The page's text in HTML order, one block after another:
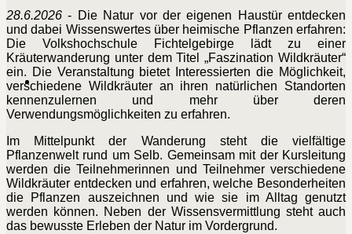
28.6.2026 - Die Natur vor der eigenen Haustür entdecken
und dabei Wissenswertes über heimische Pflanzen erfahren:
Die Volkshochschule Fichtelgebirge lädt zu einer
Kräuterwanderung unter dem Titel „Faszination Wildkräuter“
ein. Die Veranstaltung bietet Interessierten die Möglichkeit,
verschiedene Wildkräuter an ihren natürlichen Standorten
kennenzulernen und mehr über deren
Verwendungsmöglichkeiten zu erfahren.
Im Mittelpunkt der Wanderung steht die vielfältige
Pflanzenwelt rund um Selb. Gemeinsam mit der Kursleitung
werden die Teilnehmerinnen und Teilnehmer verschiedene
Wildkräuter entdecken und erfahren, welche Besonderheiten
die Pflanzen auszeichnen und wie sie im Alltag genutzt
werden können. Neben der Wissensvermittlung steht auch
das bewusste Erleben der Natur im Vordergrund.